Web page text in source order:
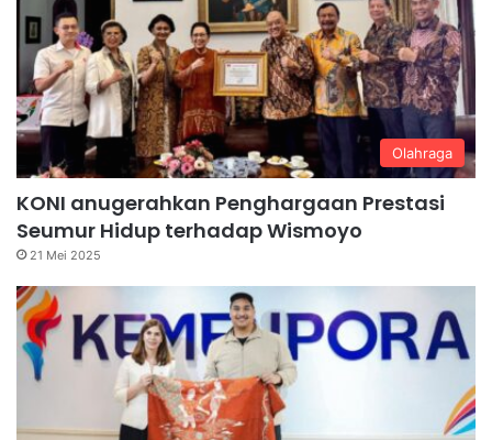
Olahraga
KONI anugerahkan Penghargaan Prestasi
Seumur Hidup terhadap Wismoyo
21 Mei 2025